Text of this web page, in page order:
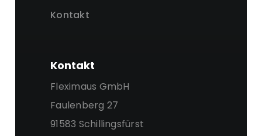
Kontakt
Kontakt
Fleximaus GmbH
Faulenberg 27
91583 Schillingsfürst